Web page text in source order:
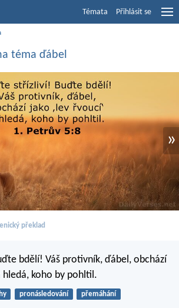
Témata Přihlásit se
téma ďábel
»
překlad
bdělí! Váš protivník, ďábel, obchází
hledá, koho by pohltil.
pronásledování přemáhání